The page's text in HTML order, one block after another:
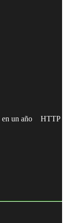
en un año HTTP